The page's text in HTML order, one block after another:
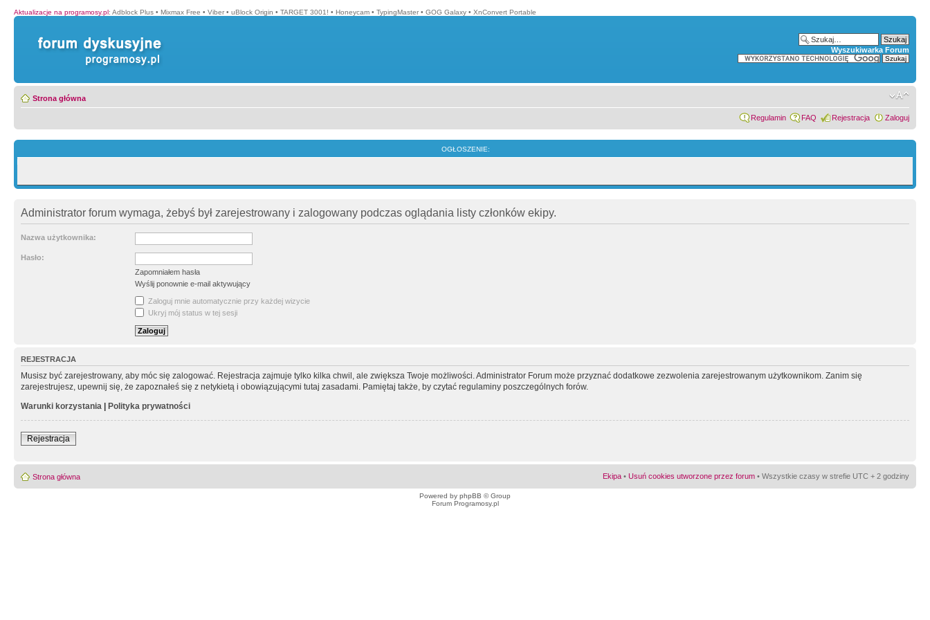
Aktualizacje na programosy.pl: Adblock Plus • Mixmax Free • Viber • uBlock Origin • TARGET 3001! • Honeycam • TypingMaster • GOG Galaxy • XnConvert Portable
Wyszukiwarka Forum
Strona główna
Regulamin FAQ Rejestracja Zaloguj
OGŁOSZENIE:
Administrator forum wymaga, żebyś był zarejestrowany i zalogowany podczas oglądania listy członków ekipy.
Nazwa użytkownika:
Hasło:
Zapomniałem hasła
Wyślij ponownie e-mail aktywujący
Zaloguj mnie automatycznie przy każdej wizycie
Ukryj mój status w tej sesji
REJESTRACJA
Musisz być zarejestrowany, aby móc się zalogować. Rejestracja zajmuje tylko kilka chwil, ale zwiększa Twoje możliwości. Administrator Forum może przyznać dodatkowe zezwolenia zarejestrowanym użytkownikom. Zanim się
zarejestrujesz, upewnij się, że zapoznałeś się z netykietą i obowiązującymi tutaj zasadami. Pamiętaj także, by czytać regulaminy poszczególnych forów.
Warunki korzystania | Polityka prywatności
Rejestracja
Strona główna Ekipa • Usuń cookies utworzone przez forum • Wszystkie czasy w strefie UTC + 2 godziny
Powered by phpBB © Group
Forum Programosy.pl